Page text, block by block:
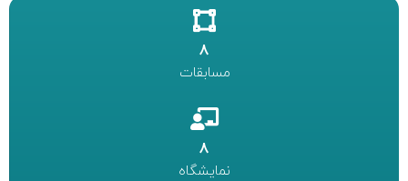
8
مسابقات
8
نمایشگاه